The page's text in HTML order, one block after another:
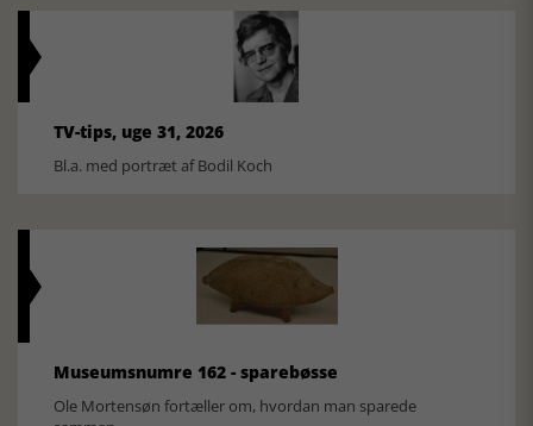
TV-tips, uge 31, 2026
Bl.a. med portræt af Bodil Koch
Museumsnumre 162 - sparebøsse
Ole Mortensøn fortæller om, hvordan man sparede